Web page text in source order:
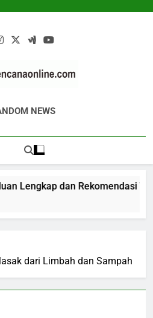
Online
Sampah Kawasan
Dan Industri
NEWS
dan Rekomendasi
dari Limbah dan Sampah